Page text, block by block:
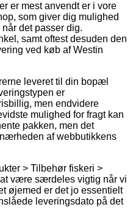
er mest anvendt er i vore
som giver dig mulighed
det passer dig.
samt oftest desuden den
ved køb af Westin
leveret til din bopæl
er
men endvidere
mulighed for fragt kan
pakken, men det
af webbutikkens
> Tilbehør fiskeri >
være særdeles vigtig når vi
øjemed er det jo essentielt
leveringsdato på det